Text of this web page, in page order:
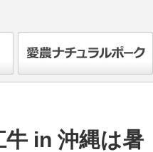
in 沖縄は暑